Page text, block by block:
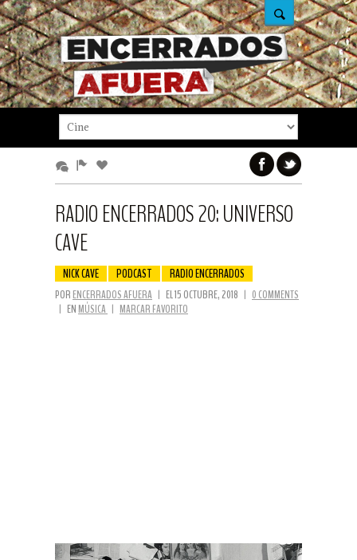
RADIO ENCERRADOS 20: UNIVERSO
CAVE
NICK CAVE PODCAST RADIO ENCERRADOS
POR ENCERRADOS AFUERA | EL 15 OCTUBRE, 2018 | 0 COMMENTS
| EN MÚSICA | MARCAR FAVORITO